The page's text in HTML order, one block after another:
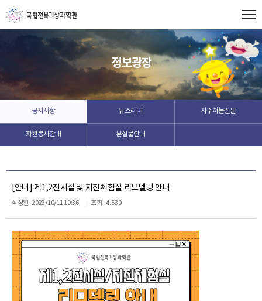
정보광장
공지사항 뉴스레터 자주하는질문
자원봉사안내 분실물안내
[안내] 제1,2전시실 및 지진체험실 리모델링 안내
작성일 2023/10/11 10:36 조회 4,530